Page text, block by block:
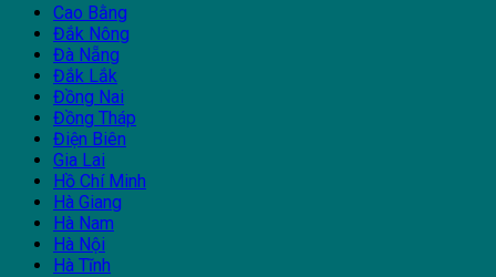
Cao Bằng
Đắk Nông
Đà Nẵng
Đắk Lắk
Đồng Nai
Đồng Tháp
Điện Biên
Gia Lai
Hồ Chí Minh
Hà Giang
Hà Nam
Hà Nội
Hà Tĩnh